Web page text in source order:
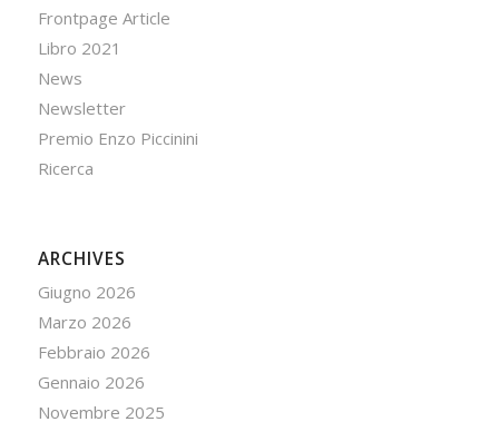
Frontpage Article
Libro 2021
News
Newsletter
Premio Enzo Piccinini
Ricerca
ARCHIVES
Giugno 2026
Marzo 2026
Febbraio 2026
Gennaio 2026
Novembre 2025